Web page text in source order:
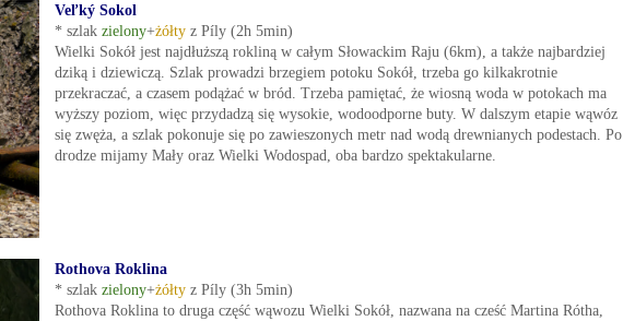
Veľký Sokol
* szlak zielony+żółtyz Píly (2h 5min)
Wielki Sokół jest najdłuższą rokliną w całym Słowackim Raju (6km), a także najbardziej
dziką i dziewiczą. Szlak prowadzi brzegiem potoku Sokół, trzeba go kilkakrotnie
przekraczać, a czasem podążać w bród. Trzeba pamiętać, że wiosną woda w potokach ma
wyższy poziom, więc przydadzą się wysokie, wodoodporne buty. W dalszym etapie wąwóz
się zwęża, a szlak pokonuje się po zawieszonych metr nad wodą drewnianych podestach. Po
drodze mijamy Mały oraz Wielki Wodospad, oba bardzo spektakularne.
Rothova Roklina
* szlak zielony+żółtyz Píly (3h 5min)
Rothova Roklina to druga część wąwozu Wielki Sokół, nazwana na cześć Martina Rótha,